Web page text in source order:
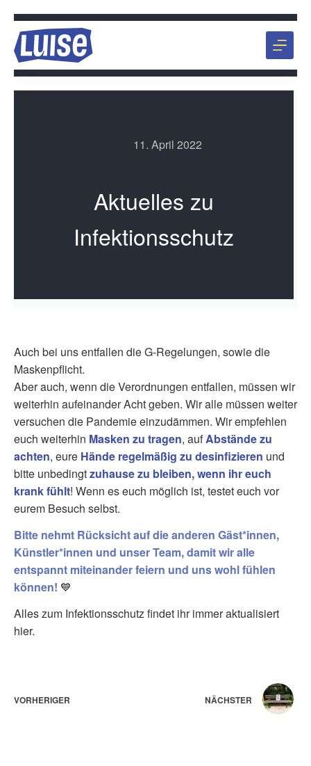
Zum
Inhalt
springen
11. April 2022
Aktuelles zu
Infektionsschutz
Auch bei uns entfallen die G-Regelungen, sowie die
Maskenpflicht.
Aber auch, wenn die Verordnungen entfallen, müssen wir
weiterhin aufeinander Acht geben. Wir alle müssen weiter
versuchen die Pandemie einzudämmen. Wir empfehlen
euch weiterhin Masken zu tragen, aufAbstände zu
achten, eure Hände regelmäßig zu desinfizieren und
bitte unbedingtzuhause zu bleiben, wenn ihr euch
krank fühlt! Wenn es euch möglich ist, testet euch vor
eurem Besuch selbst.
Bitte nehmt Rücksicht auf die anderen Gäst*innen,
Künstler*innen und unser Team, damit wir alle
entspannt miteinander feiern und uns wohl fühlen
können! 💙
Alles zum Infektionsschutz findet ihr immer aktualisiert
hier.
VORHERIGER NÄCHSTER